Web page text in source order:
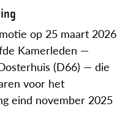
op 25 maart 2026
Kamerleden —
(D66) — die
voor het
eind november 2025